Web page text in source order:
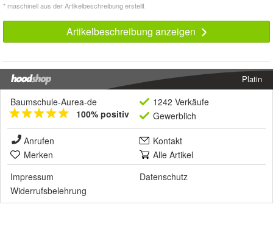
* maschinell aus der Artikelbeschreibung erstellt
Artikelbeschreibung anzeigen
Platin
Baumschule-Aurea-de
100% positiv
1242 Verkäufe
Gewerblich
Anrufen
Kontakt
Merken
Alle Artikel
Impressum
Datenschutz
Widerrufsbelehrung